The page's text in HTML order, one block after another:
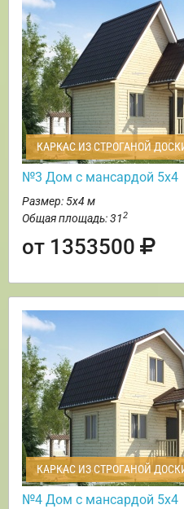
КАРКАС ИЗ СТРОГАНОЙ
№3 Дом с мансардой 5х4
Размер: 5х4 м
Общая площадь: 312
от 1353500
КАРКАС ИЗ СТРОГАНОЙ
№4 Дом с мансардой 5х4